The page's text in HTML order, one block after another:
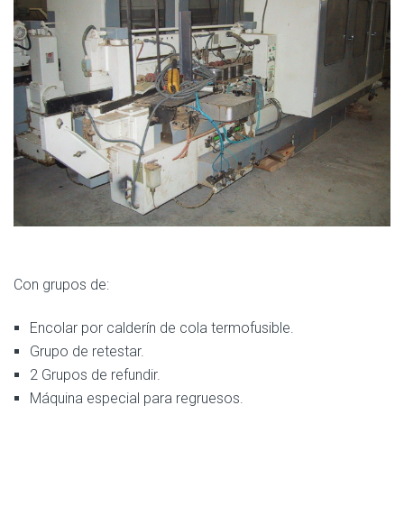
Con grupos de:
Encolar por calderín de cola termofusible.
Grupo de retestar.
2 Grupos de refundir.
Máquina especial para regruesos.